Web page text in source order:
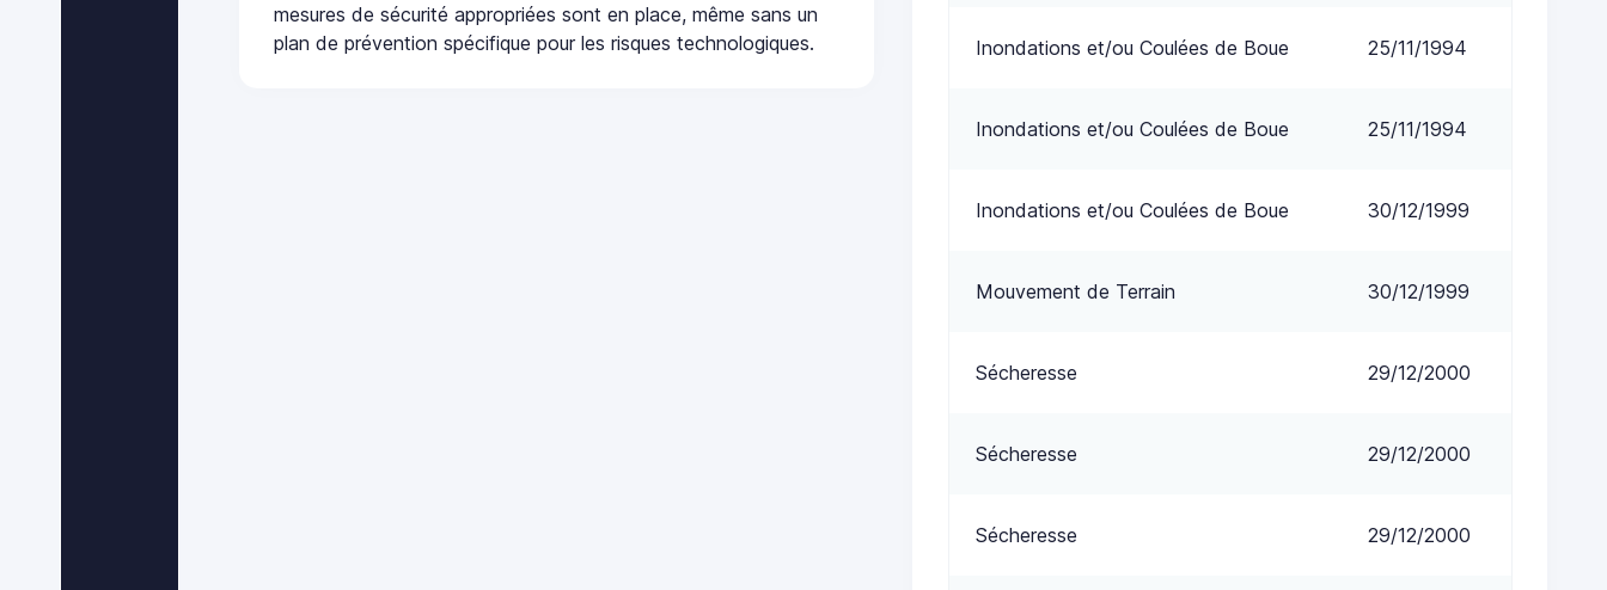
mesures de sécurité appropriées sont en place, même sans un
plan de prévention spécifique pour les risques technologiques.
Inondations et/ou Coulées de Boue 25/11/1994
Inondations et/ou Coulées de Boue 25/11/1994
Inondations et/ou Coulées de Boue 30/12/1999
Mouvement de Terrain 30/12/1999
Sécheresse 29/12/2000
Sécheresse 29/12/2000
Sécheresse 29/12/2000